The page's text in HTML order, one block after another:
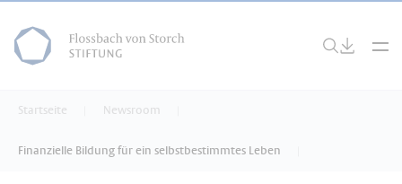
Startseite Newsroom
Finanzielle Bildung für ein selbstbestimmtes Leben